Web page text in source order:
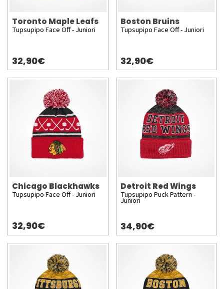
Toronto Maple Leafs
Tupsupipo Face Off - Juniori
32,90€
Boston Bruins
Tupsupipo Face Off - Juniori
32,90€
Chicago Blackhawks
Tupsupipo Face Off - Juniori
32,90€
Detroit Red Wings
Tupsupipo Puck Pattern -
Juniori
34,90€